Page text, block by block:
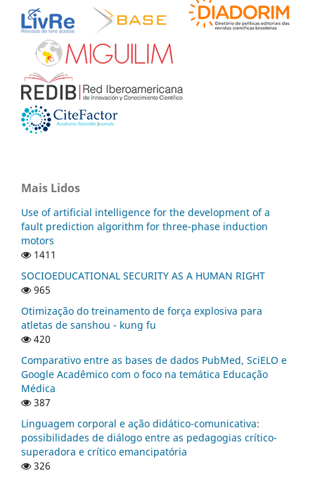
Mais Lidos
Use of artificial intelligence for the development of a
fault prediction algorithm for three-phase induction
motors
1411
SOCIOEDUCATIONAL SECURITY AS A HUMAN RIGHT
965
Otimização do treinamento de força explosiva para
atletas de sanshou - kung fu
420
Comparativo entre as bases de dados PubMed, SciELO e
Google Acadêmico com o foco na temática Educação
Médica
387
Linguagem corporal e ação didático-comunicativa:
possibilidades de diálogo entre as pedagogias crítico-
superadora e crítico emancipatória
326